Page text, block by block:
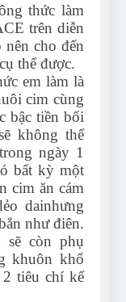
thức làm
trên diễn
cho đến
thể được.
em làm là
cim cùng
bậc tiền bối
không thể
ngày 1
bất kỳ một
cim ăn cám
dainhưng
như điên.
còn phụ
khuôn khổ
tiêu chí kể